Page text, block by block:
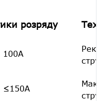
розряду
100А
≤150А